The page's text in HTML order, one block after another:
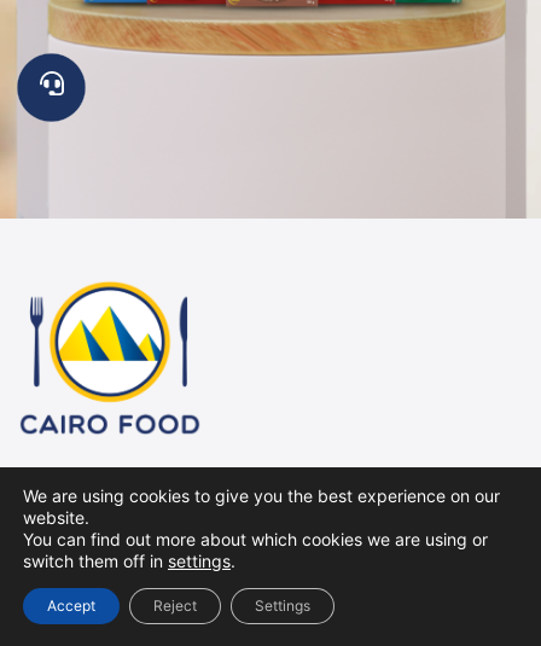
dari Seluruh Dunia: Indonesia, Asia, Arab, India, Afrika,
Eropa, hingga Amerika
Senin – Minggu
We are using cookies to give you the best experience on our
website.
You can find out more about which cookies we are using or
switch them off in settings.
Accept Reject Settings